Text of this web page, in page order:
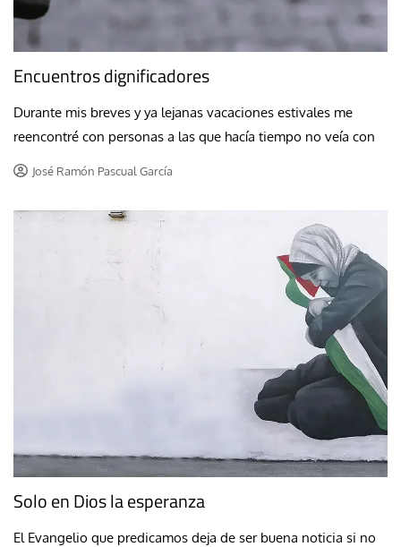
Encuentros dignificadores
Durante mis breves y ya lejanas vacaciones estivales me
reencontré con personas a las que hacía tiempo no veía con
José Ramón Pascual García
Solo en Dios la esperanza
El Evangelio que predicamos deja de ser buena noticia si no